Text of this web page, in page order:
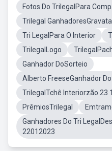
Fotos Do TrilegalPara
Trilegal
Tri LegalPara O Interior
TrilegalLogo
Ganhador DoSorteio
Alberto FreeseGanhador Do
TrilegalTchê Interiorzão 23
PrêmiosTrilegal
Ganhadores Do Tri
22012023